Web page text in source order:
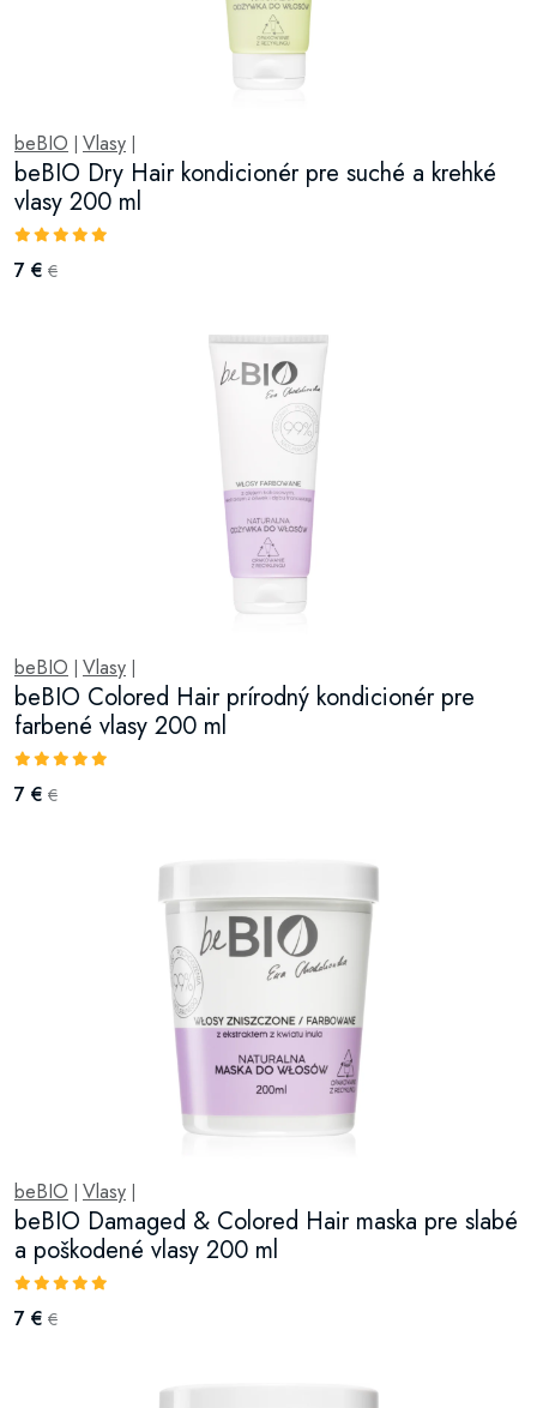
beBIO Vlasy
beBIO Dry Hair kondicionér pre suché a krehké
vlasy 200 ml
7 € €
beBIO Vlasy
beBIO Colored Hair prírodný kondicionér pre
farbené vlasy 200 ml
7 € €
beBIO Vlasy
beBIO Damaged & Colored Hair maska pre slabé
a poškodené vlasy 200 ml
7 € €